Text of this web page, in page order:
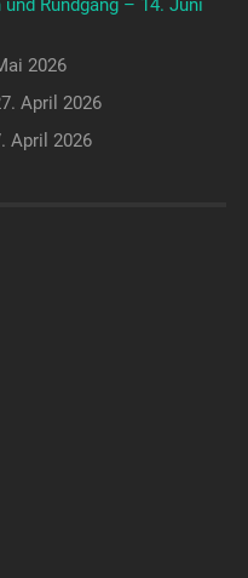
Rundgang – 14. Juni
2026
April 2026
April 2026